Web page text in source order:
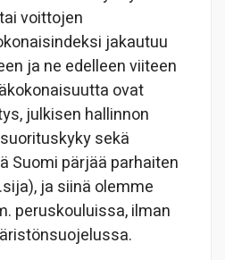
voittojen
jakautuu
ja ne edelleen viiteen
ovat
julkisen hallinnon
sekä
Suomi pärjää parhaiten
ja siinä olemme
peruskouluissa, ilman